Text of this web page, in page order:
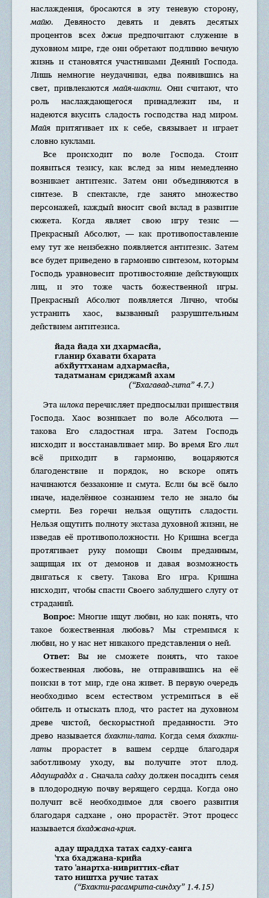
наслаждения, бросаются в эту теневую сторону,
майю. Девяносто девять и девять десятых
процентов всехджив предпочитают служение в
духовном мире, где они обретают подлинно вечную
жизнь и становятся участниками Деяний Господа.
Лишь немногие неудачники, едва появившись на
свет, привлекаютсямайя-шакти. Они считают, что
роль наслаждающегося принадлежит им, и
надеются вкусить сладость господства над миром.
Майя притягивает их к себе, связывает и играет
словно куклами.
Все происходит по воле Господа. Стоит
появиться тезису, как вслед за ним немедленно
возникает антитезис. Затем они объединяются в
синтезе. В спектакле, где занято множество
персонажей, каждый вносит свой вклад в развитие
сюжета. Когда являет свою игру тезис —
Прекрасный Абсолют, — как противопоставление
ему тут же неизбежно появляется антитезис. Затем
все будет приведено в гармонию синтезом, которым
Господь уравновесит противостояние действующих
лиц, и это тоже часть божественной игры.
Прекрасный Абсолют появляется Лично, чтобы
устранить хаос, вызванный разрушительным
действием антитезиса.
йада йада хи дхармасйа,
гланир бхавати бхарата
абхйуттханам адхармасйа,
тадатманам сриджамй ахам
(“Бхагавад-гита” 4.7.)
Эташлокаперечисляет предпосылки пришествия
Господа. Хаос возникает по воле Абсолюта —
такова Его сладостная игра. Затем Господь
нисходит и восстанавливает мир. Во время Еголил
всё приходит в гармонию, воцаряются
благоденствие и порядок, но вскоре опять
начинаются беззаконие и смута. Если бы всё было
иначе, наделённое сознанием тело не знало бы
смерти. Без горечи нельзя ощутить сладости.
Нельзя ощутить полноту экстаза духовной жизни, не
изведав её противоположности. Но Кришна всегда
протягивает руку помощи Своим преданным,
защищая их от демонов и давая возможность
двигаться к свету. Такова Его игра. Кришна
нисходит, чтобы спасти Своего заблудшего слугу от
страданий.
Вопрос: Многие ищут любви, но как понять, что
такое божественная любовь? Мы стремимся к
любви, но у нас нет никакого представления о ней.
Ответ: Вы не сможете понять, что такое
божественная любовь, не отправившись на её
поиски в тот мир, где она живет. В первую очередь
необходимо всем естеством устремиться в её
обитель и отыскать плод, что растет на духовном
древе чистой, бескорыстной преданности. Это
древо называется бхакти-лата. Когда семябхакти-
латыпрорастет в вашем сердце благодаря
заботливому уходу, вы получите этот плод.
Адаушраддх а. Сначаласадхудолжен посадить семя
в плодородную почву верящего сердца. Когда оно
получит всё необходимое для своего развития
благодаря садхане , оно прорастёт. Этот процесс
называетсябхаджана-крия.
адау шраддха татах садху-санга
'тха бхаджана-крийа
тато 'анартха-нивриттих-сйат
тато ништха ручис татах
(“Бхакти-расамрита-синдху” 1.4.15)